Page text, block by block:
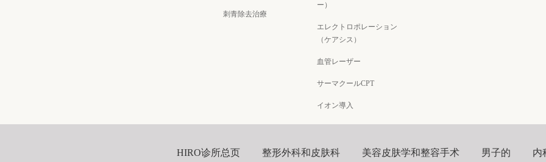
刺青除去治療
ー）
エレクトロポレーション
（ケアシス）
血管レーザー
サーマクールCPT
イオン導入
HIRO诊所总页 整形外科和皮肤科 美容皮肤学和整容手术 男子的 内